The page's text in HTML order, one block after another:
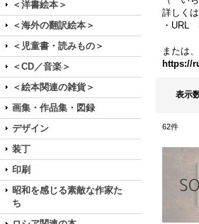
＜洋書絵本＞
＜海外の翻訳絵本＞
＜児童書・読みもの＞
＜CD／音楽＞
＜絵本関連の雑貨＞
画集・作品集・図録
デザイン
装丁
印刷
昭和を感じる素敵な作家た
ち
詳しく
・URL
または
https://
表示
62件